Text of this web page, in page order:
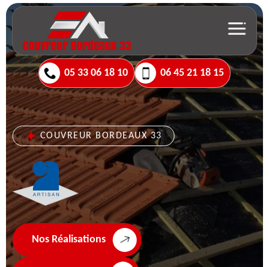
05 33 06 18 10 06 45 21 18 15
COUVREUR BORDEAUX 33
Nos Réalisations